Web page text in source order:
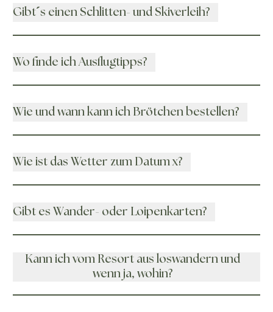
Gibt´s einen Schlitten- und Skiverleih?
Wo finde ich Ausflugtipps?
Wie und wann kann ich Brötchen bestellen?
Wie ist das Wetter zum Datum x?
Gibt es Wander- oder Loipenkarten?
Kann ich vom Resort aus loswandern und
wenn ja, wohin?